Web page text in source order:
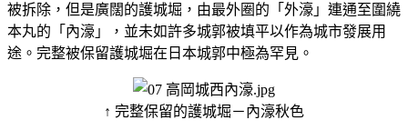
被拆除，但是廣闊的護城堀，由最外圈的「外濠」連通至圍繞
本丸的「內濠」，並未如許多城郭被填平以作為城市發展用
途。完整被保留護城堀在日本城郭中極為罕見。
↑ 完整保留的護城堀－內濠秋色